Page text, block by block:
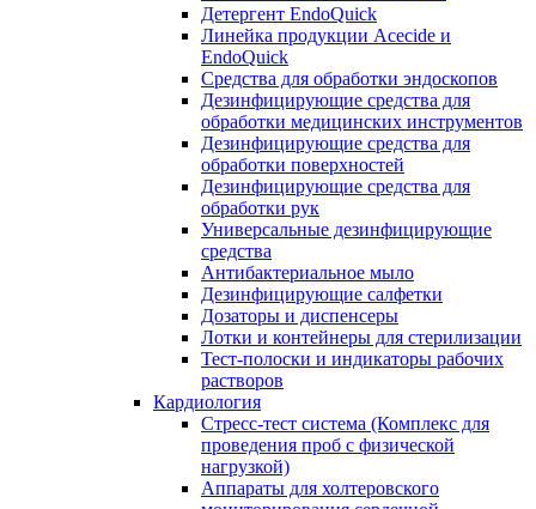
Детергент EndoQuick
Линейка продукции Acecide и
EndoQuick
Средства для обработки эндоскопов
Дезинфицирующие средства для
обработки медицинских инструментов
Дезинфицирующие средства для
обработки поверхностей
Дезинфицирующие средства для
обработки рук
Универсальные дезинфицирующие
средства
Антибактериальное мыло
Дезинфицирующие салфетки
Дозаторы и диспенсеры
Лотки и контейнеры для стерилизации
Тест-полоски и индикаторы рабочих
растворов
Кардиология
Стресс-тест система (Комплекс для
проведения проб с физической
нагрузкой)
Аппараты для холтеровского